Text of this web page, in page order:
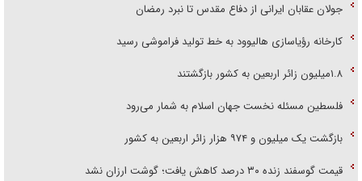
جولان عقابان ایرانی از دفاع مقدس تا نبرد رمضان
کارخانه رؤیاسازی هالیوود به خط تولید فراموشی رسید
۱.۸میلیون زائر اربعین به کشور بازگشتند
فلسطین مسئله نخست جهان اسلام به شمار می‌رود
بازگشت یک میلیون و ۹۷۴ هزار زائر اربعین به کشور
قیمت گوسفند زنده ۳۰ درصد کاهش یافت؛ گوشت ارزان نشد